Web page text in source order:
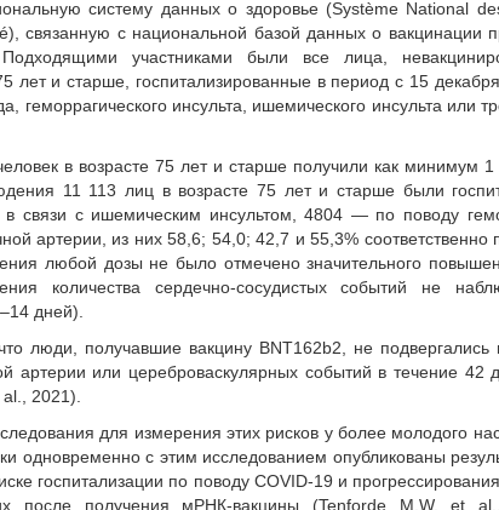
систему данных о здоровье (Système National
связанную с национальной базой данных о вакцинации
участниками были все лица,
лет и старше, госпитализированные в период с 15
геморрагического инсульта, ишемического инсульта или
в возрасте 75 лет и старше получили как минимум 1
11 113 лиц в возрасте 75 лет и старше были
связи с ишемическим инсультом, 4804 — по поводу
артерии, из них 58,6; 54,0; 42,7 и 55,3% соответственно
любой дозы не было отмечено значительного
количества сердечно-сосудистых событий не
дней).
люди, получавшие вакцину BNT162b2, не
артерии или цереброваскулярных событий в течение 42
2021).
для измерения этих рисков у более молодого
одновременно с этим исследованием опубликованы
госпитализации по поводу COVID-19 и
после получения мРНК-вакцины (Tenforde M.W. et